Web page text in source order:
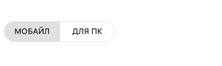
МОБАЙЛ ДЛЯ ПК